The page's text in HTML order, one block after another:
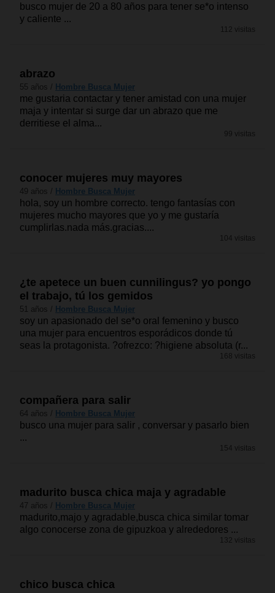
busco mujer de 20 a 80 años para tener se*o intenso
y caliente ...
112 visitas
abrazo
55 años / Hombre Busca Mujer
me gustaria contactar y tener amistad con una mujer
maja y intentar si surge dar un abrazo que me
derritiese el alma...
99 visitas
conocer mujeres muy mayores
49 años / Hombre Busca Mujer
hola, soy un hombre correcto. tengo fantasías con
mujeres mucho mayores que yo y me gustaría
cumplirlas.nada más.gracias....
104 visitas
¿te apetece un buen cunnilingus? yo pongo
el trabajo, tú los gemidos
51 años / Hombre Busca Mujer
soy un apasionado del se*o oral femenino y busco
una mujer para encuentros esporádicos donde tú
seas la protagonista. ?ofrezco: ?higiene absoluta (r...
168 visitas
compañera para salir
64 años / Hombre Busca Mujer
busco una mujer para salir , conversar y pasarlo bien
...
154 visitas
madurito busca chica maja y agradable
47 años / Hombre Busca Mujer
madurito,majo y agradable,busca chica similar tomar
algo conocerse zona de gipuzkoa y alrededores ...
132 visitas
chico busca chica